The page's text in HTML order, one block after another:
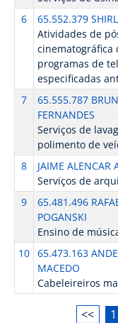
6
65.552.379
Atividades de
cinematográfica
programas de
especificadas
7
65.555.787
FERNANDES
Serviços de
polimento de
8
JAIME ALENCAR
Serviços de
9
65.481.496
POGANSKI
Ensino de
10 65.473.163
MACEDO
Cabeleireiros
<< 1